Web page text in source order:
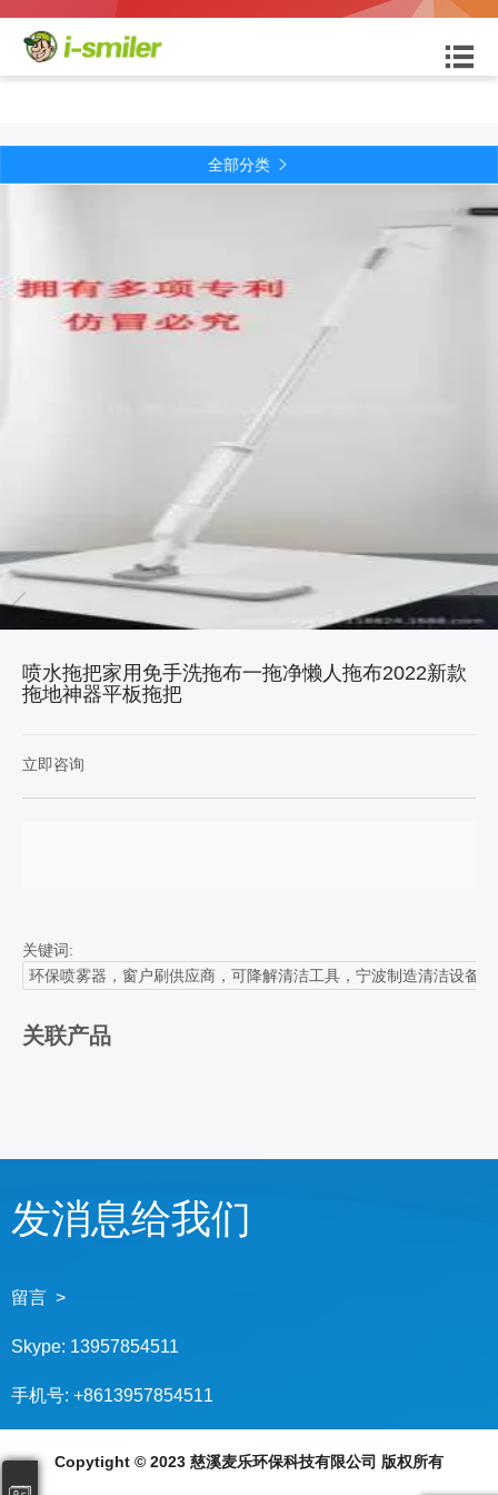

全部分类 
喷水拖把家用免手洗拖布一拖净懒人拖布2022新款
拖地神器平板拖把
立即咨询
关键词:
环保喷雾器，窗户刷供应商，可降解清洁工具，宁波制造清洁设备
关联产品
发消息给我们
留言 >
Skype: 13957854511
手机号: +8613957854511
Copytight © 2023 慈溪麦乐环保科技有限公司 版权所有